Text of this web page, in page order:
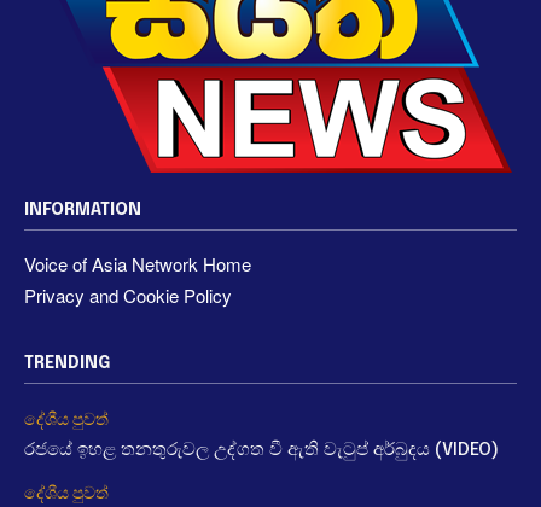
INFORMATION
Voice of Asia Network Home
Privacy and Cookie Policy
TRENDING
දේශීය පුවත්
රජයේ ඉහළ තනතුරුවල උද්ගත වී ඇති වැටුප් අර්බුදය (VIDEO)
දේශීය පුවත්